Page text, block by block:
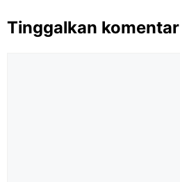
Tinggalkan komentar